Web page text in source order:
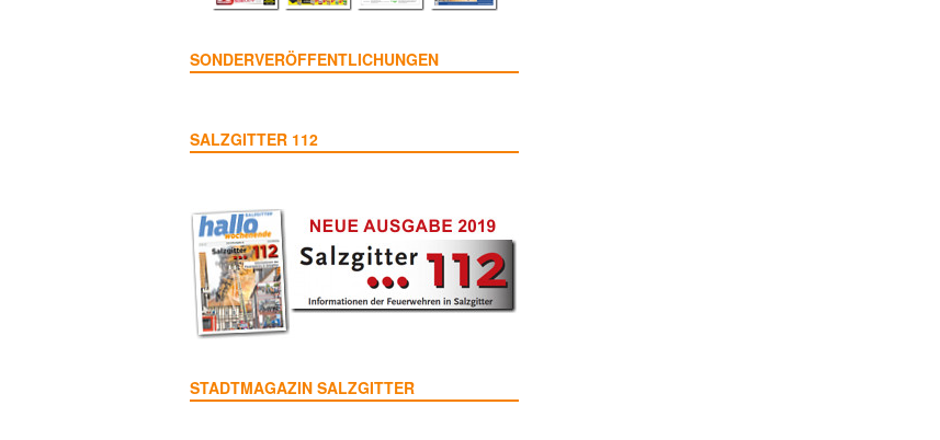
SONDERVERÖFFENTLICHUNGEN
SALZGITTER 112
STADTMAGAZIN SALZGITTER